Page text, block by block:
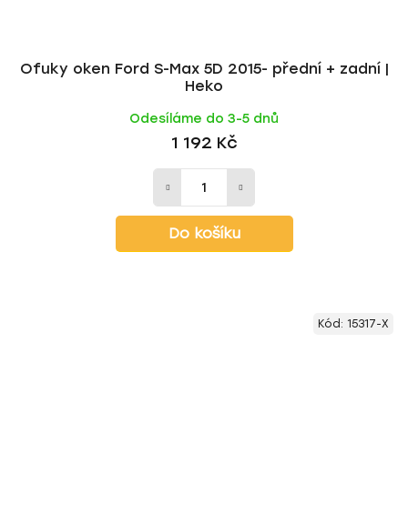
Ofuky oken Ford S-Max 5D 2015- přední + zadní |
Heko
Odesíláme do 3-5 dnů
1 192 Kč
Do košíku
Kód: 15317-X